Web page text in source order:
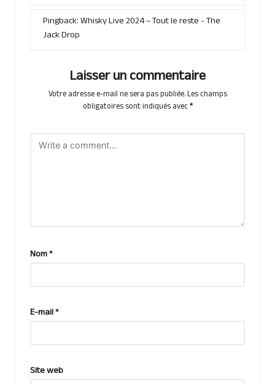
Pingback:Whisky Live 2024 – Tout le reste - The
Jack Drop
Laisser un commentaire
Votre adresse e-mail ne sera pas publiée.Les champs
obligatoires sont indiqués avec*
Nom*
E-mail*
Site web